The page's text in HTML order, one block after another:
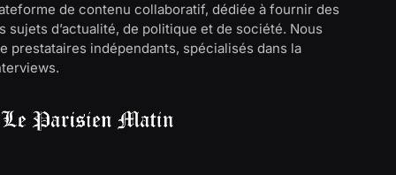
de contenu collaboratif, dédiée à fournir des
sujets d’actualité, de politique et de société. Nous
prestataires indépendants, spécialisés dans la